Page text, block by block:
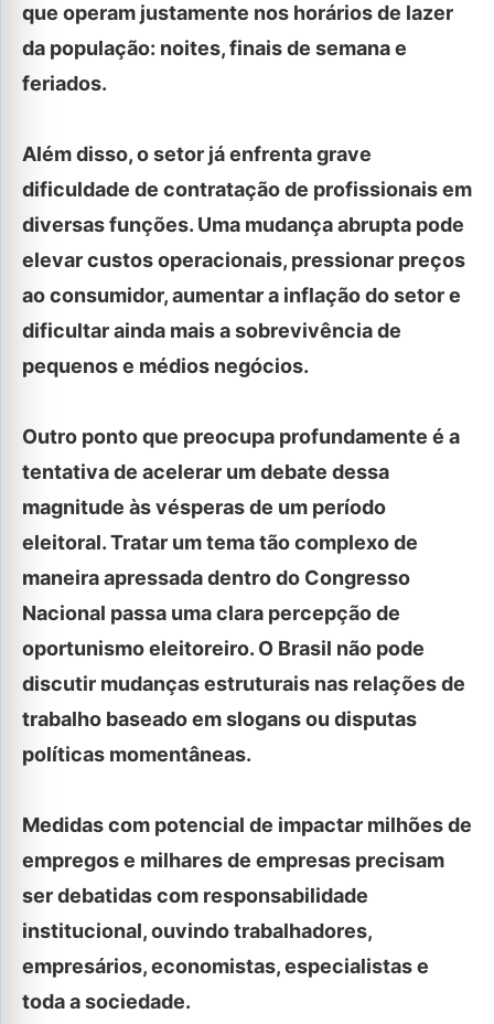
que operam justamente nos horários de lazer
da população: noites, finais de semana e
feriados.
Além disso, o setor já enfrenta grave
dificuldade de contratação de profissionais em
diversas funções. Uma mudança abrupta pode
elevar custos operacionais, pressionar preços
ao consumidor, aumentar a inflação do setor e
dificultar ainda mais a sobrevivência de
pequenos e médios negócios.
Outro ponto que preocupa profundamente é a
tentativa de acelerar um debate dessa
magnitude às vésperas de um período
eleitoral. Tratar um tema tão complexo de
maneira apressada dentro do Congresso
Nacional passa uma clara percepção de
oportunismo eleitoreiro. O Brasil não pode
discutir mudanças estruturais nas relações de
trabalho baseado em slogans ou disputas
políticas momentâneas.
Medidas com potencial de impactar milhões de
empregos e milhares de empresas precisam
ser debatidas com responsabilidade
institucional, ouvindo trabalhadores,
empresários, economistas, especialistas e
toda a sociedade.